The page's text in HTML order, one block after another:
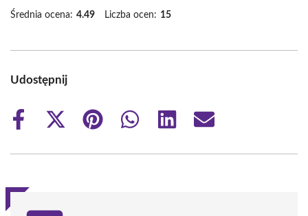
Średnia ocena: 4.49 Liczba ocen: 15
Udostępnij
Share
Share
(Twitter)
Share
Share
Share
Share